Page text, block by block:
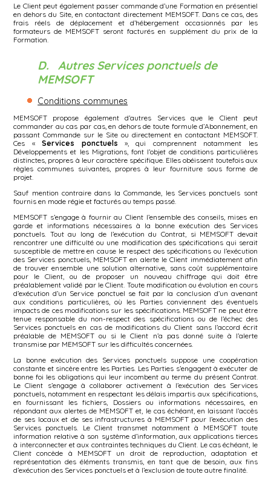
Le Client peut également passer commande d’une Formation en présentiel
en dehors du Site, en contactant directement MEMSOFT. Dans ce cas, des
frais réels de déplacement et d’hébergement occasionnés par les
formateurs de MEMSOFT seront facturés en supplément du prix de la
Formation.
D. Autres Services ponctuels de
MEMSOFT
Conditions communes
MEMSOFT propose également d’autres Services que le Client peut
commander au cas par cas, en dehors de toute formule d’Abonnement, en
passant Commande sur le Site ou directement en contactant MEMSOFT.
Ces «Services ponctuels », qui comprennent notamment les
Développements et les Migrations, font l’objet de conditions particulières
distinctes, propres à leur caractère spécifique. Elles obéissent toutefois aux
règles communes suivantes, propres à leur fourniture sous forme de
projet.
Sauf mention contraire dans la Commande, les Services ponctuels sont
fournis en mode régie et facturés au temps passé.
MEMSOFT s’engage à fournir au Client l’ensemble des conseils, mises en
garde et informations nécessaires à la bonne exécution des Services
ponctuels. Tout au long de l’exécution du Contrat, si MEMSOFT devait
rencontrer une difficulté ou une modification des spécifications qui serait
susceptible de mettre en cause le respect des spécifications ou l’exécution
des Services ponctuels, MEMSOFT en alerte le Client immédiatement afin
de trouver ensemble une solution alternative, sans coût supplémentaire
pour le Client, ou de proposer un nouveau chiffrage qui doit être
préalablement validé par le Client. Toute modification ou évolution en cours
d’exécution d’un Service ponctuel se fait par la conclusion d’un avenant
aux conditions particulières, où les Parties conviennent des éventuels
impacts de ces modifications sur les spécifications. MEMSOFT ne peut être
tenue responsable du non-respect des spécifications ou de l’échec des
Services ponctuels en cas de modifications du Client sans l’accord écrit
préalable de MEMSOFT ou si le Client n’a pas donné suite à l’alerte
transmise par MEMSOFT sur les difficultés concernées.
La bonne exécution des Services ponctuels suppose une coopération
constante et sincère entre les Parties. Les Parties s’engagent à exécuter de
bonne foi les obligations qui leur incombent au terme du présent Contrat.
Le Client s’engage à collaborer activement à l’exécution des Services
ponctuels, notamment en respectant les délais impartis aux spécifications,
en fournissant les fichiers, Dossiers ou informations nécessaires, en
répondant aux alertes de MEMSOFT et, le cas échéant, en laissant l’accès
de ses locaux et de ses infrastructures à MEMSOFT pour l’exécution des
Services ponctuels. Le Client transmet notamment à MEMSOFT toute
information relative à son système d’information, aux applications tierces
à interconnecter et aux contraintes techniques du Client. Le cas échéant, le
Client concède à MEMSOFT un droit de reproduction, adaptation et
représentation des éléments transmis, en tant que de besoin, aux fins
d’exécution des Services ponctuels et à l’exclusion de toute autre finalité.